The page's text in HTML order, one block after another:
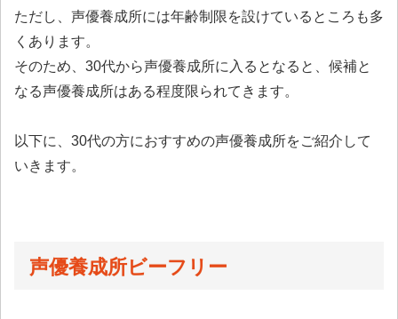
ただし、声優養成所には年齢制限を設けているところも多
くあります。
そのため、30代から声優養成所に入るとなると、候補と
なる声優養成所はある程度限られてきます。
以下に、30代の方におすすめの声優養成所をご紹介して
いきます。
声優養成所ビーフリー